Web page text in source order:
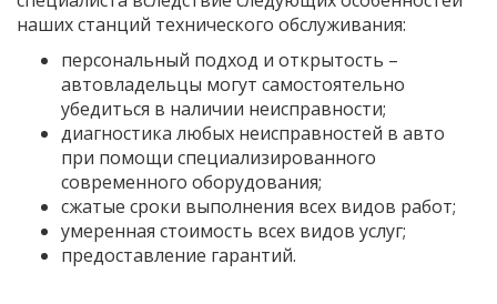
наших станций технического обслуживания:
персональный подход и открытость –
автовладельцы могут самостоятельно
убедиться в наличии неисправности;
диагностика любых неисправностей в авто
при помощи специализированного
современного оборудования;
сжатые сроки выполнения всех видов работ;
умеренная стоимость всех видов услуг;
предоставление гарантий.